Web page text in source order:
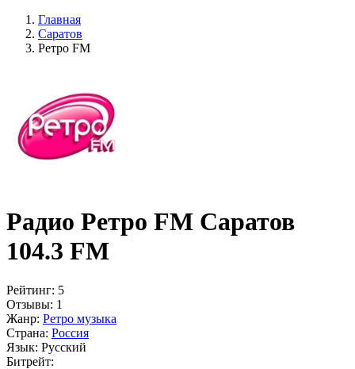
Главная
Саратов
Ретро FM
Радио Ретро FM Саратов
104.3 FM
Рейтинг: 5
Отзывы: 1
Жанр: Ретро музыка
Страна: Россия
Язык: Русский
Битрейт: